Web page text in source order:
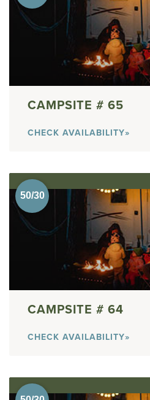
65
CHECK AVAILABILITY»
64
CHECK AVAILABILITY»